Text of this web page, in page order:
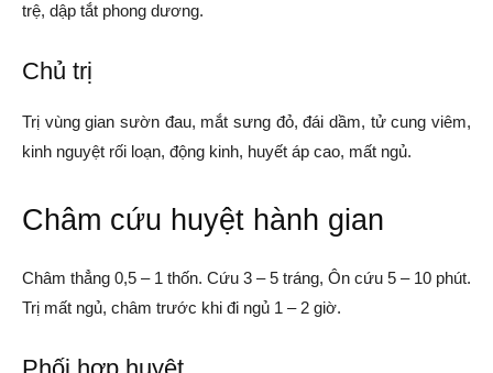
trệ, dập tắt phong dương.
Chủ trị
Trị vùng gian sườn đau, mắt sưng đỏ, đái dầm, tử cung viêm,
kinh nguyệt rối loạn, động kinh, huyết áp cao, mất ngủ.
Châm cứu huyệt hành gian
Châm thẳng 0,5 – 1 thốn. Cứu 3 – 5 tráng, Ôn cứu 5 – 10 phút.
Trị mất ngủ, châm trước khi đi ngủ 1 – 2 giờ.